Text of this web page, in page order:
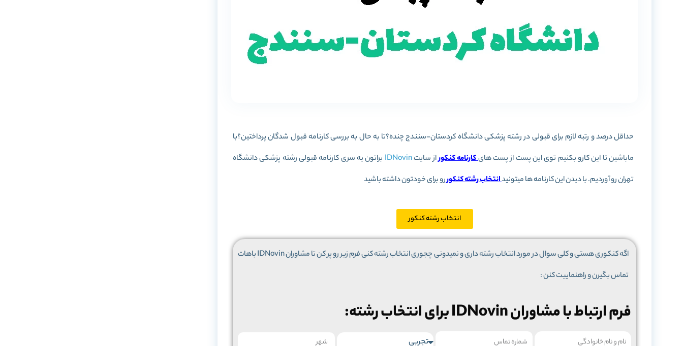
حداقل درصد و رتبه لازم برای قبولی در رشته پزشکی دانشگاه کردستان-سنندج چنده؟تا به حال به بررسی کارنامه قبول شدگان پرداختین؟با
ماباشین تا این کارو بکنیم توی این پست از پست هایکارنامه کنکوراز سایتIDNovin براتون یه سری کارنامه قبولی رشته پزشکی دانشگاه
تهران رو آوردیم. با دیدن این کارنامه ها میتونیدانتخاب رشته کنکوررو برای خودتون داشته باشید
انتخاب رشته کنکور
اگه کنکوری هستی و کلی سوال در مورد انتخاب رشته داری و نمیدونی چجوری انتخاب رشته کنی فرم زیر رو پر کن تا مشاوران IDNovin باهات
تماس بگیرن و راهنماییت کنن :
فرم ارتباط با مشاوران IDNovin برای انتخاب رشته: